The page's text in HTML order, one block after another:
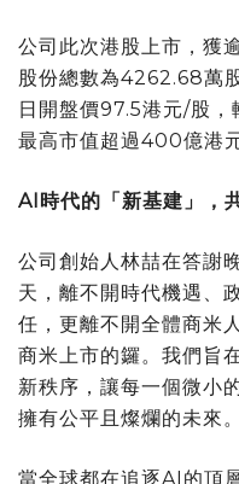
公司此次港股上市，獲
股份總數為4262.68萬
日開盤價97.5港元/股
最高市值超過400億港元
AI時代的「新基建」，
公司創始人林喆在答謝
天，離不開時代機遇、
任，更離不開全體商米
商米上市的鑼。我們旨
新秩序，讓每一個微小
擁有公平且燦爛的未來。
當全球都在追逐AI的頂